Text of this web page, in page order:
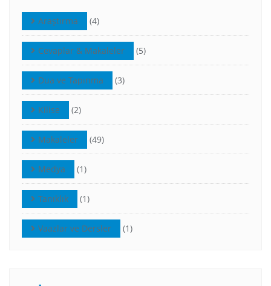
Araştırma (4)
Cevaplar & Makaleler (5)
Dua ve Tapınma (3)
Kilise (2)
Makaleler (49)
Medya (1)
Tanıklık (1)
Vaazlar ve Dersler (1)